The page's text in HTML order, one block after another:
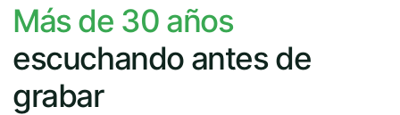
Más de 30 años
escuchando antes de
grabar